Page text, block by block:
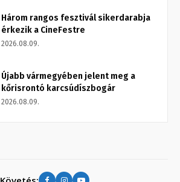
Három rangos fesztivál sikerdarabja
érkezik a CineFestre
2026.08.09.
Újabb vármegyében jelent meg a
kőrisrontó karcsúdíszbogár
2026.08.09.